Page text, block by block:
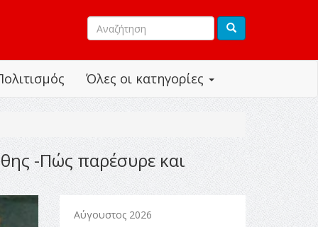
Όλες οι κατηγορίες
-Πώς παρέσυρε και
Αύγουστος 2026